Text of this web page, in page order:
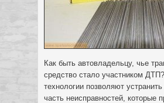
Как быть автовладельцу, чье
средство стало участником
технологии позволяют
часть неисправностей, которые